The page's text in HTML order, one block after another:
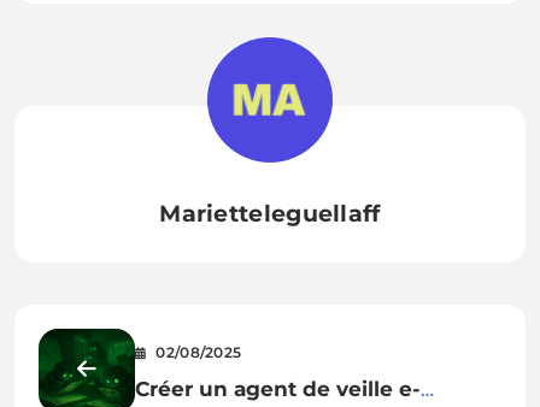
Marietteleguellaff
02/08/2025
Créer un agent de veille e-